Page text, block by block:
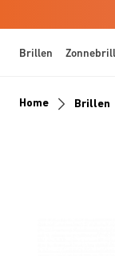
Brillen
Home Brillen